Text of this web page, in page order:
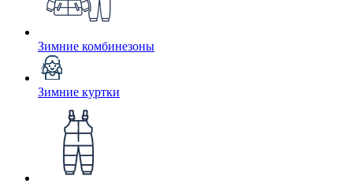
Зимние комбинезоны
Зимние куртки